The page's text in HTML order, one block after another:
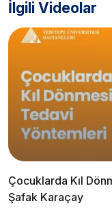
İlgili Videolar
Çocuklarda Kıl
Şafak Karaçay